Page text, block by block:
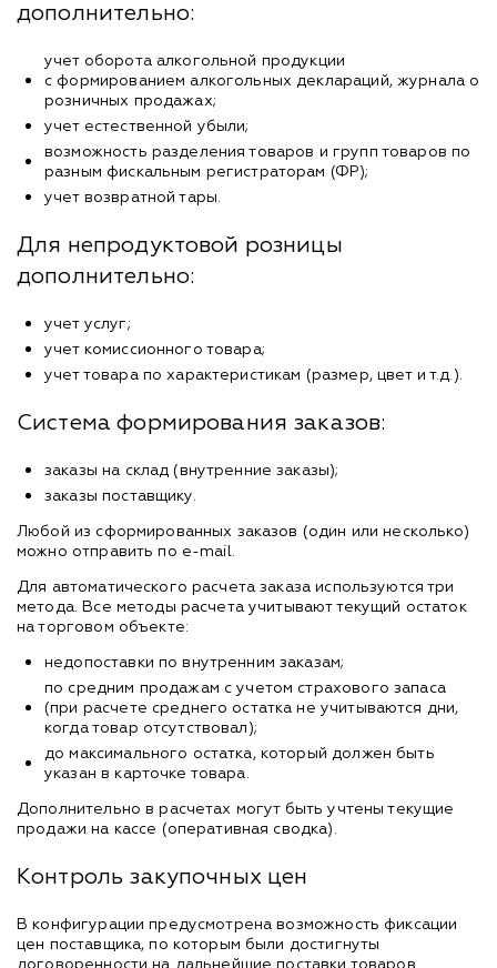
дополнительно:
учет оборота алкогольной продукции
с формированием алкогольных деклараций, журнала о
розничных продажах;
учет естественной убыли;
возможность разделения товаров и групп товаров по
разным фискальным регистраторам (ФР);
учет возвратной тары.
Для непродуктовой розницы
дополнительно:
учет услуг;
учет комиссионного товара;
учет товара по характеристикам (размер, цвет и т.д.).
Система формирования заказов:
заказы на склад (внутренние заказы);
заказы поставщику.
Любой из сформированных заказов (один или несколько)
можно отправить по e-mail.
Для автоматического расчета заказа используются три
метода. Все методы расчета учитывают текущий остаток
на торговом объекте:
недопоставки по внутренним заказам;
по средним продажам с учетом страхового запаса
(при расчете среднего остатка не учитываются дни,
когда товар отсутствовал);
до максимального остатка, который должен быть
указан в карточке товара.
Дополнительно в расчетах могут быть учтены текущие
продажи на кассе (оперативная сводка).
Контроль закупочных цен
В конфигурации предусмотрена возможность фиксации
цен поставщика, по которым были достигнуты
договоренности на дальнейшие поставки товаров.